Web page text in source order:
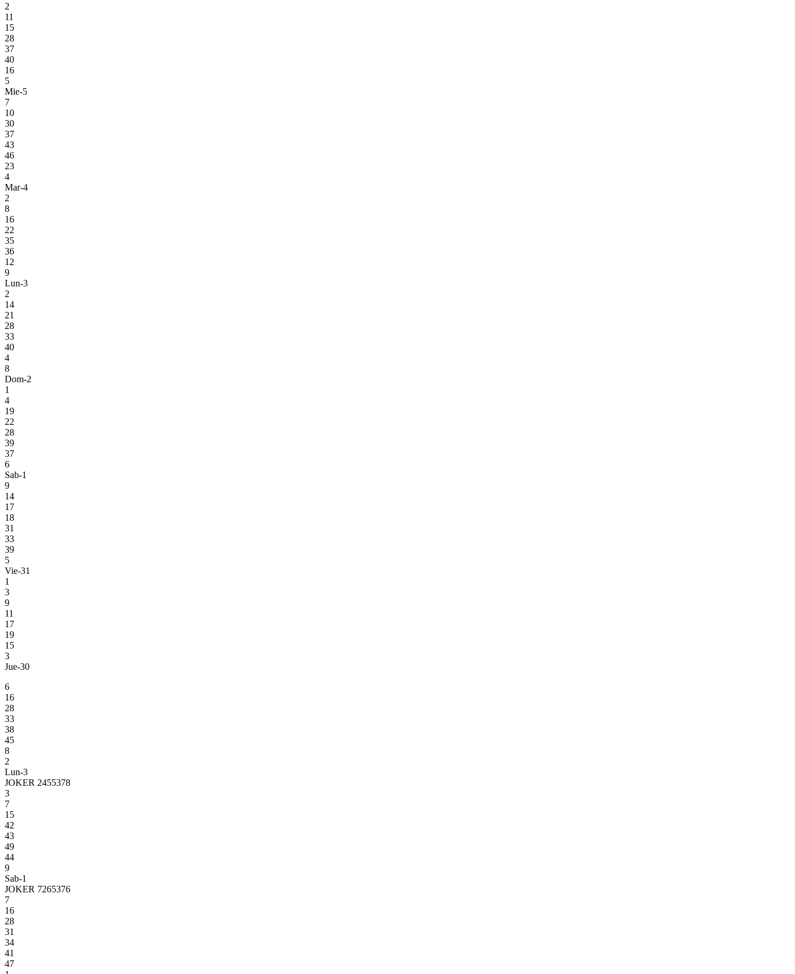
2
11
15
28
37
40
16
5
Mie-5
7
10
30
37
43
46
23
4
Mar-4
2
8
16
22
35
36
12
9
Lun-3
2
14
21
28
33
40
4
8
Dom-2
1
4
19
22
28
39
37
6
Sab-1
9
14
17
18
31
33
39
5
Vie-31
1
3
9
11
17
19
15
3
Jue-30
6
16
28
33
38
45
8
2
Lun-3
JOKER 2455378
3
7
15
42
43
49
44
9
Sab-1
JOKER 7265376
7
16
28
31
34
41
47